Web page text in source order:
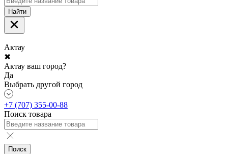
Найти
Актау
✖
Актау ваш город?
Да
Выбрать другой город
+7 (707) 355-00-88
Поиск товара
Поиск